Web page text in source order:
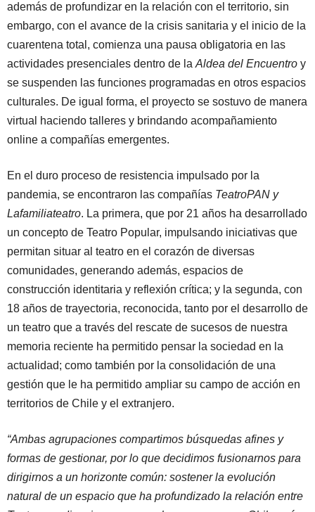
además de profundizar en la relación con el territorio, sin
embargo, con el avance de la crisis sanitaria y el inicio de la
cuarentena total, comienza una pausa obligatoria en las
actividades presenciales dentro de laAldea del Encuentro y
se suspenden las funciones programadas en otros espacios
culturales. De igual forma, el proyecto se sostuvo de manera
virtual haciendo talleres y brindando acompañamiento
online a compañías emergentes.
En el duro proceso de resistencia impulsado por la
pandemia, se encontraron las compañías TeatroPAN y
Lafamiliateatro. La primera, que por 21 años ha desarrollado
un concepto de Teatro Popular, impulsando iniciativas que
permitan situar al teatro en el corazón de diversas
comunidades, generando además, espacios de
construcción identitaria y reflexión crítica; y la segunda, con
18 años de trayectoria, reconocida, tanto por el desarrollo de
un teatro que a través del rescate de sucesos de nuestra
memoria reciente ha permitido pensar la sociedad en la
actualidad; como también por la consolidación de una
gestión que le ha permitido ampliar su campo de acción en
territorios de Chile y el extranjero.
“Ambas agrupaciones compartimos búsquedas afines y
formas de gestionar, por lo que decidimos fusionarnos para
dirigirnos a un horizonte común: sostener la evolución
natural de un espacio que ha profundizado la relación entre